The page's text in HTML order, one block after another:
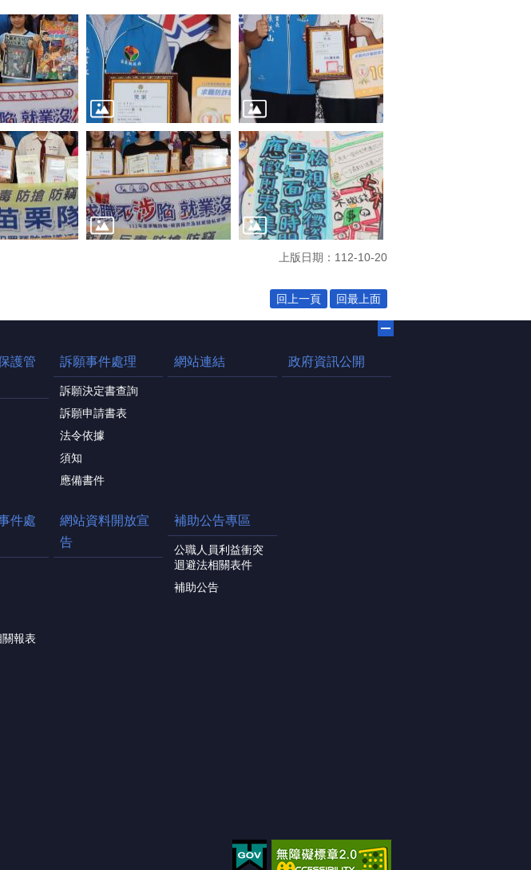
上版日期：112-10-20
回上一頁 回最上面
護管
訴願事件處理
訴願決定書查詢
訴願申請書表
法令依據
須知
應備書件
網站連結 政府資訊公開
件處
報表
網站資料開放宣
告
補助公告專區
公職人員利益衝突
迴避法相關表件
補助公告